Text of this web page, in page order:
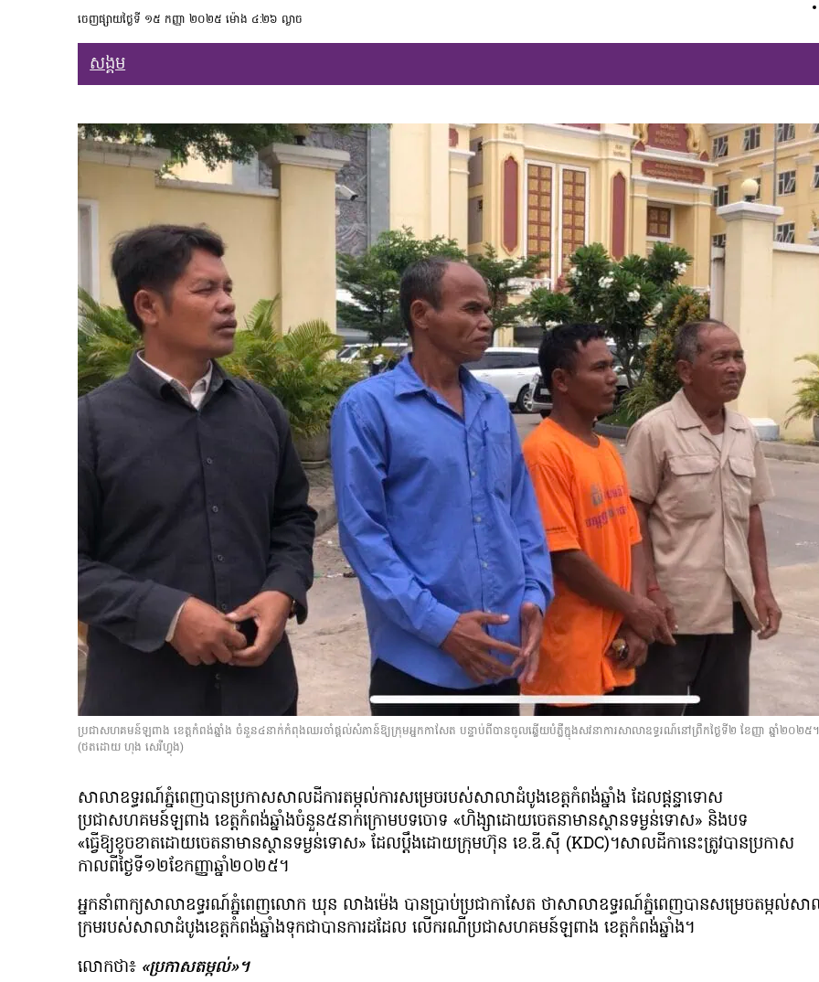
ចេញផ្សាយថ្ងៃទី ១៥ កញ្ញា ២០២៥ ម៉ោង ៤:២៦ ល្ងាច
សង្គម
ប្រជាសហគមន៍ឡពាង ខេត្តកំពង់ឆ្នាំង ចំនួន៤នាក់កំពុងឈរចាំផ្ដល់សំភាន៍ឱ្យក្រុមអ្នកកាសែត បន្ទាប់ពីបានចូលឆ្លើយបំភ្លឺក្នុងសវនាការសាលាឧទ្ធរណ៍នៅព្រឹកថ្ងៃទី២ ខែញ្ញា ឆ្នាំ២០២៥។
(ថតដោយ ហុង សេរីហ្វុង)
សាលាឧទ្ធរណ៍ភ្នំពេញបានប្រកាសសាលដីការ​តម្កល់​ការ​សម្រេច​របស់​សាលា​ដំបូង​ខេត្ត​កំពង់​ឆ្នាំង​ ដែល​ផ្ដន្ទាទោស​
ប្រជាសហគមន៍ឡពាង ខេត្តកំពង់ឆ្នាំងចំនួន៥នាក់ក្រោមបទចោទ «ហិង្សាដោយចេតនាមានស្ថានទម្ងន់ទោស» និងបទ
«ធ្វើឱ្យខូចខាតដោយចេតនាមានស្ថានទម្ងន់ទោស» ដែលប្ដឹងដោយក្រុមហ៊ុន ខេ.ឌី.ស៊ី (KDC)។សាលដីកានេះត្រូវបានប្រកាស
កាលពីថ្ងៃទី១២ខែកញ្ញាឆ្នាំ២០២៥។
អ្នកនាំពាក្យសាលាឧទ្ធរណ៍ភ្នំពេញលោក ឃុន លាងម៉េង បានប្រាប់ប្រជាកាសែត ថាសាលាឧទ្ធរណ៍ភ្នំពេញបានសម្រេចតម្កល់ស
ក្រមរបស់សាលាដំបូងខេត្តកំពង់ឆ្នាំងទុក​ជាបានការដដែល លើករណី​ប្រជា​សហគមន៍ឡពាង ខេត្តកំពង់ឆ្នាំង។
លោកថា៖ «ប្រកាសតម្កល់»។